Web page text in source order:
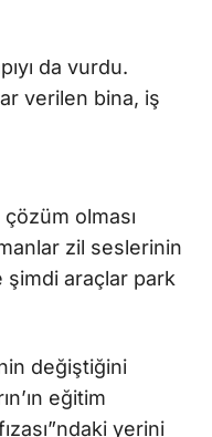
da vurdu.
verilen bina, iş
olması
zil seslerinin
şimdi araçlar park
değiştiğini
eğitim
yerini